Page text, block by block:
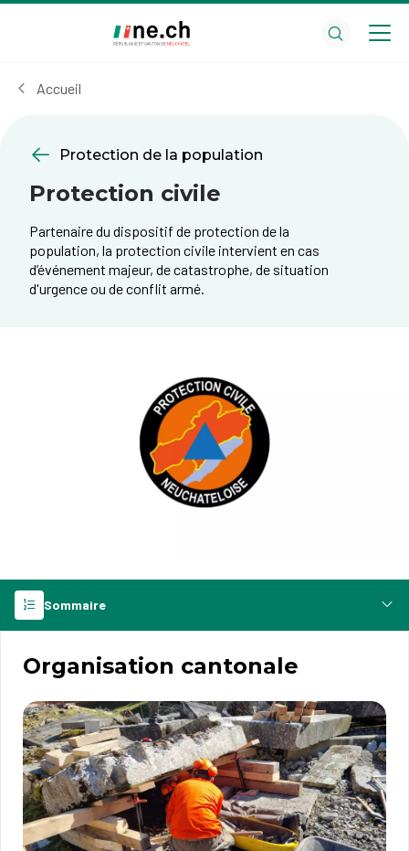
cookies
Accueil
Protection de la population
Protection civile
Partenaire du dispositif de protection de la
population, la protection civile intervient en cas
d’événement majeur, de catastrophe, de situation
d'urgence ou de conflit armé.
Sommaire
Organisation cantonale